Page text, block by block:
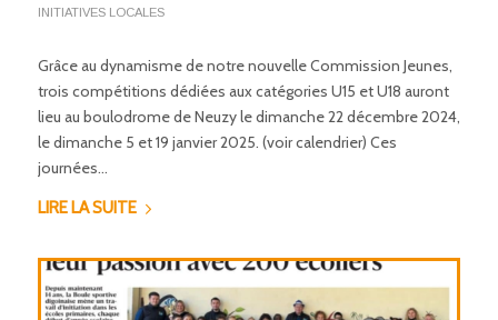
INITIATIVES LOCALES
Grâce au dynamisme de notre nouvelle Commission Jeunes,
trois compétitions dédiées aux catégories U15 et U18 auront
lieu au boulodrome de Neuzy le dimanche 22 décembre 2024,
le dimanche 5 et 19 janvier 2025. (voir calendrier) Ces
journées…
LIRE LA SUITE